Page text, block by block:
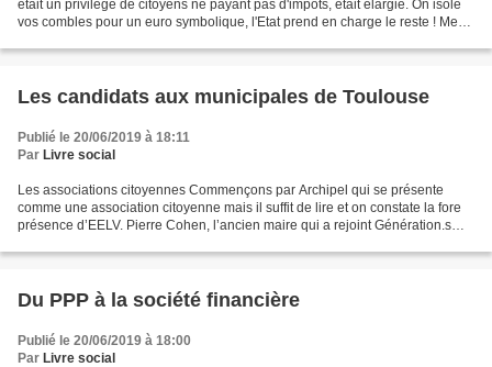
était un privilège de citoyens ne payant pas d'impôts, était élargie. On isole
vos combles pour un euro symbolique, l'Etat prend en charge le reste ! Mes
Les candidats aux municipales de Toulouse
Publié le 20/06/2019 à 18:11
Par Livre social
Les associations citoyennes Commençons par Archipel qui se présente
comme une association citoyenne mais il suffit de lire et on constate la fore
présence d’EELV. Pierre Cohen, l’ancien maire qui a rejoint Génération.s
Du PPP à la société financière
Publié le 20/06/2019 à 18:00
Par Livre social